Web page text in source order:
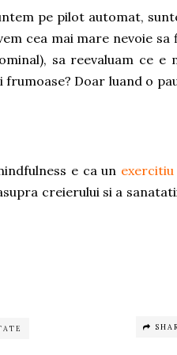
pe pilot automat,
cea mai mare nevoie sa
sa reevaluam ce e
Doar luand o
e ca un exercitiu
creierului si a